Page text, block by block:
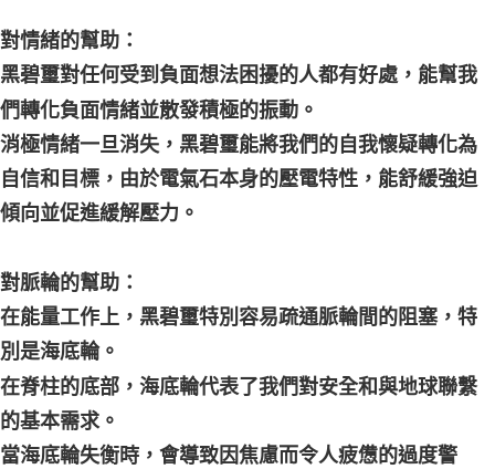
對情緒的幫助：
黑碧璽對任何受到負面想法困擾的人都有好處，能幫我
們轉化負面情緒並散發積極的振動。
消極情緒一旦消失，黑碧璽能將我們的自我懷疑轉化為
自信和目標，由於電氣石本身的壓電特性，能舒緩強迫
傾向並促進緩解壓力。
對脈輪的幫助：
在能量工作上，黑碧璽特別容易疏通脈輪間的阻塞，特
別是海底輪。
在脊柱的底部，海底輪代表了我們對安全和與地球聯繫
的基本需求。
當海底輪失衡時，會導致因焦慮而令人疲憊的過度警